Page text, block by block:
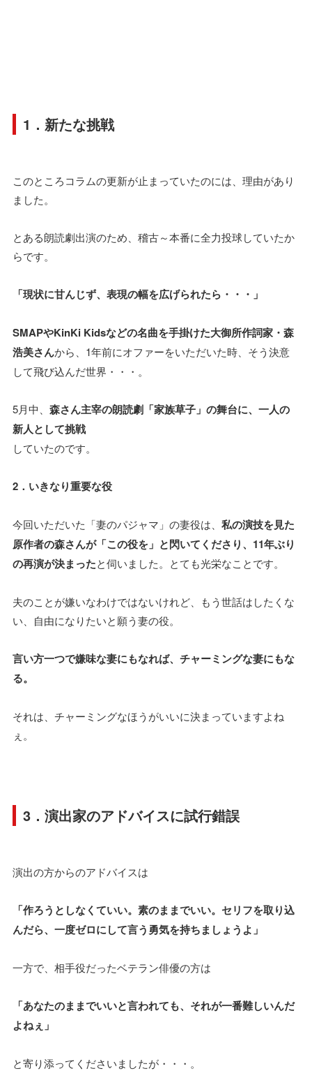
1．新たな挑戦
このところコラムの更新が止まっていたのには、理由があり
ました。
とある朗読劇出演のため、稽古～本番に全力投球していたか
らです。
「現状に甘んじず、表現の幅を広げられたら・・・」
SMAPやKinKi Kidsなどの名曲を手掛けた大御所作詞家・森
浩美さんから、1年前にオファーをいただいた時、そう決意
して飛び込んだ世界・・・。
5月中、 森さん主宰の朗読劇「家族草子」の舞台に、一人の
新人として挑戦
していたのです。
2．いきなり重要な役
今回いただいた「妻のパジャマ」の妻役は、 私の演技を見た
原作者の森さんが「この役を」と閃いてくださり、11年ぶり
の再演が決まったと伺いました。とても光栄なことです。
夫のことが嫌いなわけではないけれど、もう世話はしたくな
い、自由になりたいと願う妻の役。
言い方一つで嫌味な妻にもなれば、チャーミングな妻にもな
る。
それは、チャーミングなほうがいいに決まっていますよね
ぇ。
3．演出家のアドバイスに試行錯誤
演出の方からのアドバイスは
「作ろうとしなくていい。素のままでいい。セリフを取り込
んだら、一度ゼロにして言う勇気を持ちましょうよ」
一方で、相手役だったベテラン俳優の方は
「あなたのままでいいと言われても、それが一番難しいんだ
よねぇ」
と寄り添ってくださいましたが・・・。